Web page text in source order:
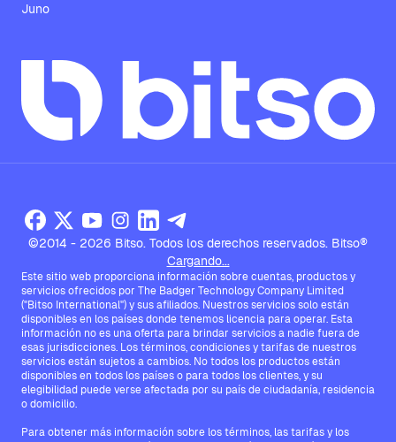
Juno
©2014 - 2026 Bitso. Todos los derechos reservados. Bitso®
Cargando...
Este sitio web proporciona información sobre cuentas, productos y
servicios ofrecidos por The Badger Technology Company Limited
("Bitso International") y sus afiliados. Nuestros servicios solo están
disponibles en los países donde tenemos licencia para operar. Esta
información no es una oferta para brindar servicios a nadie fuera de
esas jurisdicciones. Los términos, condiciones y tarifas de nuestros
servicios están sujetos a cambios. No todos los productos están
disponibles en todos los países o para todos los clientes, y su
elegibilidad puede verse afectada por su país de ciudadanía, residencia
o domicilio.
Para obtener más información sobre los términos, las tarifas y los